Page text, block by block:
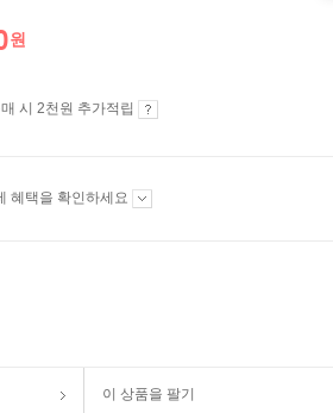
원
시 2천원 추가적립
혜택을 확인하세요
이 상품을 팔기